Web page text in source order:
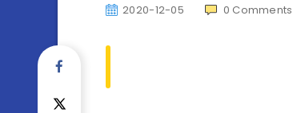
2020-12-05 0 Comments